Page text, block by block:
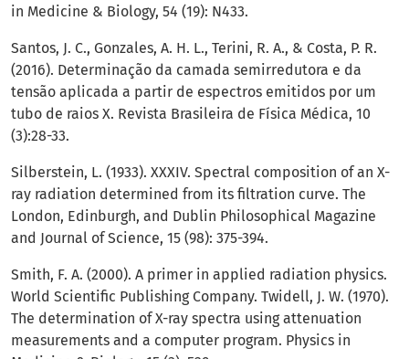
in Medicine & Biology, 54 (19): N433.
Santos, J. C., Gonzales, A. H. L., Terini, R. A., & Costa, P. R.
(2016). Determinação da camada semirredutora e da
tensão aplicada a partir de espectros emitidos por um
tubo de raios X. Revista Brasileira de Física Médica, 10
(3):28-33.
Silberstein, L. (1933). XXXIV. Spectral composition of an X-
ray radiation determined from its filtration curve. The
London, Edinburgh, and Dublin Philosophical Magazine
and Journal of Science, 15 (98): 375-394.
Smith, F. A. (2000). A primer in applied radiation physics.
World Scientific Publishing Company. Twidell, J. W. (1970).
The determination of X-ray spectra using attenuation
measurements and a computer program. Physics in